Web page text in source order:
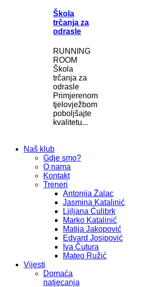
Škola
trčanja za
odrasle
RUNNING
ROOM
Škola
trčanja za
odrasle
Primjerenom
tjelovježbom
poboljšajte
kvalitetu...
Naš klub
Gdje smo?
O nama
Kontakt
Treneri
Antonija Žalac
Jasmina Katalinić
Ljiljana Ćulibrk
Marko Katalinić
Matija Jakopović
Edvard Josipović
Iva Čutura
Mateo Ružić
Vijesti
Domaća
natjecanja